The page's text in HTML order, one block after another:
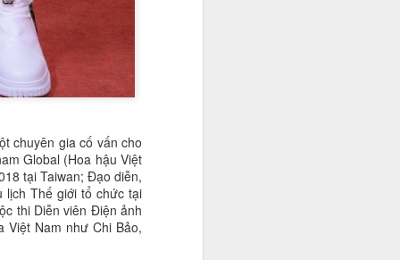
chuyên gia cố vấn cho
Global (Hoa hậu Việt
tại Taiwan; Đạo diễn,
lịch Thế giới tổ chức tại
thi Diễn viên Điện ảnh
Việt Nam như Chi Bảo,